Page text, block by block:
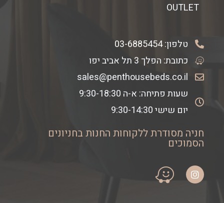
OUTLET
טלפון:03-6885454
כתובת: הפלך 3 תל אביב יפו
sales@penthousebeds.co.il
שעות פתיחה: א-ה 9:30-18:30
יום שישי 9:30-14:30
חניה מסודרת ללקוחות החנות בחניונים
הסמוכים